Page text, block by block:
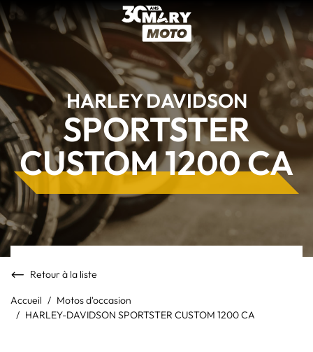
HARLEY DAVIDSON
SPORTSTER
CUSTOM 1200 CA
Accueil
Motos d'occasion
HARLEY-DAVIDSON SPORTSTER CUSTOM 1200 CA
Retour à la liste